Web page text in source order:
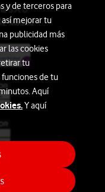
S.A.U.
Madrid
y de terceros para
mejorar tu
publicidad más
las cookies
tu
de tu
Aquí
Y aquí